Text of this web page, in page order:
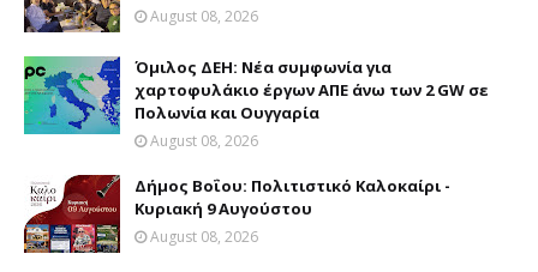
August 08, 2026
Όμιλος ΔΕΗ: Νέα συμφωνία για
χαρτοφυλάκιο έργων ΑΠΕ άνω των 2 GW σε
Πολωνία και Ουγγαρία
August 08, 2026
Δήμος Βοΐου: Πολιτιστικό Καλοκαίρι -
Κυριακή 9 Αυγούστου
August 08, 2026